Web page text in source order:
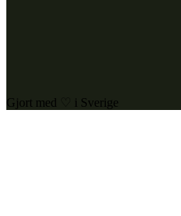
Gjort med ♡ i Sverige